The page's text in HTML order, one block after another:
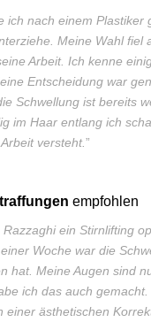
ich nach einem
Meine Wahl fiel
Arbeit. Ich kenne
Entscheidung war
Schwellung ist bereits
im Haar entlang ich
versteht.”
empfohlen
ein Stirnlifting
Woche war die
hat. Meine Augen sind
ich das auch
einer ästhetischen